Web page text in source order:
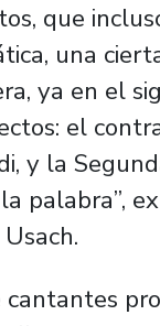
que
una
ya en el
el
y la
palabra”,